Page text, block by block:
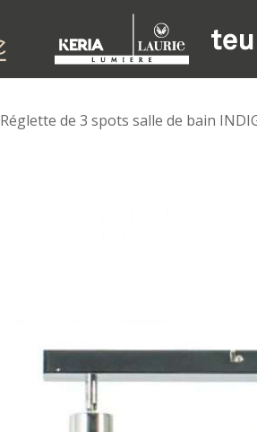
Réglette de 3 spots salle de bain